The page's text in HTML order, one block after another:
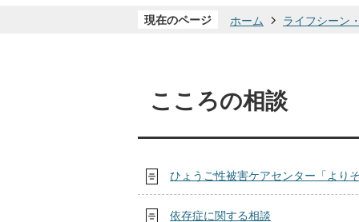
現在のページ ホーム ライフシーン
こころの相談
ひょうご性被害ケアセンター「よりそ
依存症に関する相談